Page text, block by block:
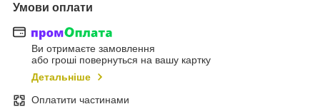
Умови оплати
Ви отримаєте замовлення
або гроші повернуться на вашу картку
Детальніше
Оплатити частинами